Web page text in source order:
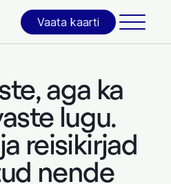
Vaata kaarti
aga ka
lugu.
reisikirjad
nende